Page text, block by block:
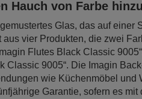
Hauch von Farbe
Glas, das auf einer
vier Produkten, die zwei
Flutes Black Classic
Classic 9005“. Die Imagin
wie Küchenmöbel und
Garantie, sofern es